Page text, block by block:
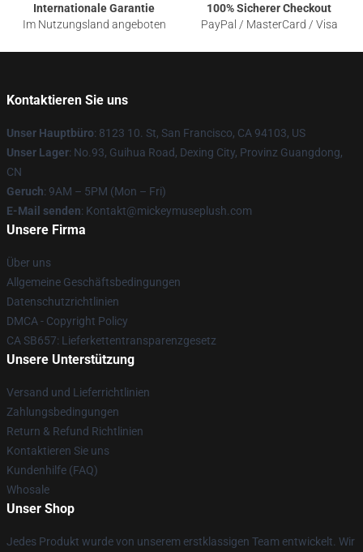
Internationale Garantie
Im Nutzungsland angeboten
100% Sicherer Checkout
PayPal / MasterCard / Visa
Kontaktieren Sie uns
Unser Hauptbüro: 8123 10. St, San Francisco, CA 94103, US
Unser Lager: No.93, Guihua Road, Dexing City, Provinz Guangdong,
CN
Geruch: 9AM – 5PM (Mon – Fri)
E-Mail senden: Kontakt@mickeymuseplush.com
Unsere Firma
Über uns
Allgemeine Geschäftsbedingungen
Datenschutzrichtlinien
DMCA - Copyright Policy
CA SB657: Lieferkettentransparenzgesetz
Unsere Unterstützung
Versand und Lieferrichtlinien
Zahlungsbedingungen
Return & Refund Richtlinien
Kontaktieren Sie uns
Kundenhilfe (FAQ)
Whosale
Unser Shop
Jedes Produkt wurde von unserem erstklassigen Team entwickelt. Wir